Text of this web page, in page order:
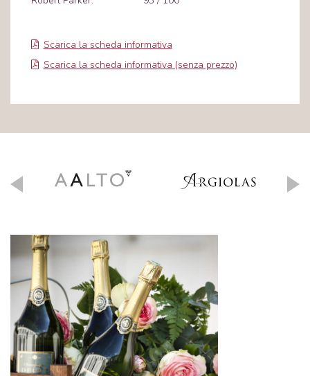
Scarica la scheda informativa
Scarica la scheda informativa (senza prezzo)